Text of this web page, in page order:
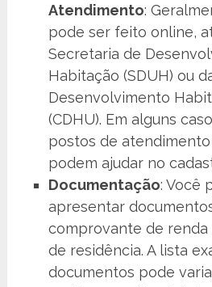
Atendimento:
pode ser feito online,
Secretaria de
Habitação (SDUH) ou
Desenvolvimento
(CDHU). Em alguns
postos de
podem ajudar no
Documentação: Você
apresentar
comprovante de
de residência. A lista
documentos pode